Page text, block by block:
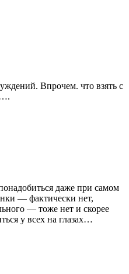
Впрочем. что взять с
даже при самом
— фактически нет,
— тоже нет и скорее
у всех на глазах…